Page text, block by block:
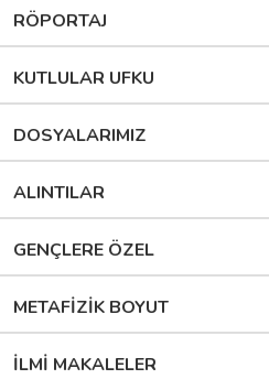
RÖPORTAJ
KUTLULAR UFKU
DOSYALARIMIZ
ALINTILAR
GENÇLERE ÖZEL
METAFİZİK BOYUT
İLMİ MAKALELER